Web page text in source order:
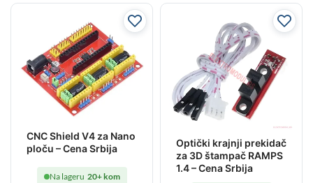
CNC Shield V4 za Nano
ploču – Cena Srbija
Na lageru 20+ kom
Optički krajnji prekidač
za 3D štampač RAMPS
1.4 – Cena Srbija